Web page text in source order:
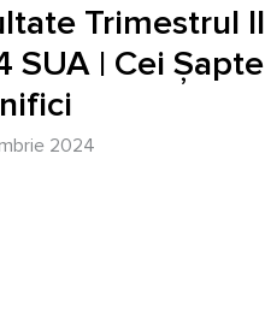
Trimestrul II
SUA | Cei Șapte
2024